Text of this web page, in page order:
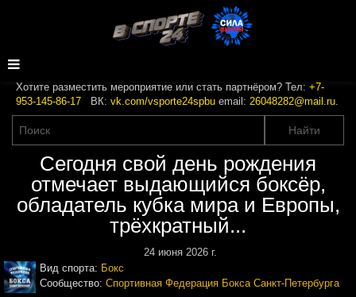
Хотите разместить мероприятие или стать партнёром? Тел: +7-
953-145-86-17 ВК: vk.com/vsporte24spbu email: 26048282@mail.ru.
Сегодня свой день рождения
отмечает выдающийся боксёр,
обладатель кубка мира и Европы,
трёхкратный...
24 июня 2026 г.
Вид спорта: Бокс
Сообщество: Спортивная Федерация Бокса Санкт-Петербурга